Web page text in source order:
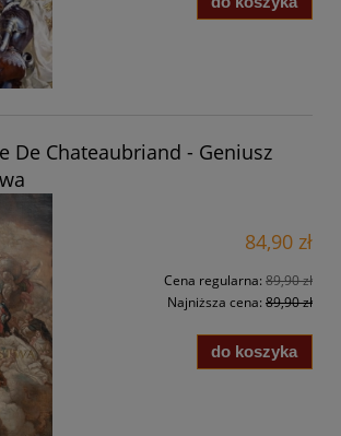
De Chateaubriand - Geniusz
84,90 zł
Cena regularna: 89,90 zł
Najniższa cena: 89,90 zł
do koszyka